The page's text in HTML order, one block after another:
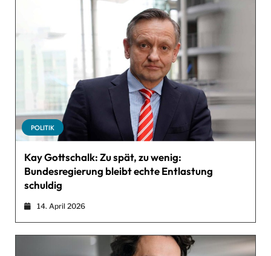
POLITIK
Kay Gottschalk: Zu spät, zu wenig:
Bundesregierung bleibt echte Entlastung
schuldig
14. April 2026